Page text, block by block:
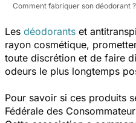
Comment fabriquer son déodorant ?
Les déodorants et
rayon cosmétique,
toute discrétion et de faire
odeurs le plus longtemps
Pour savoir si ces produits
Fédérale des